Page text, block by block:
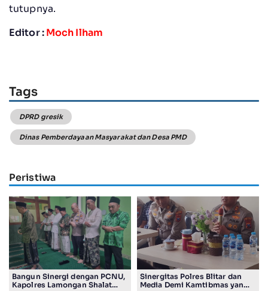
tutupnya.
Editor :Moch Ilham
Tags
DPRD gresik
Dinas Pemberdayaan Masyarakat dan Desa PMD
Peristiwa
Bangun Sinergi dengan PCNU,
Kapolres Lamongan Shalat
Sinergitas Polres Blitar dan
Media Demi Kamtibmas yang